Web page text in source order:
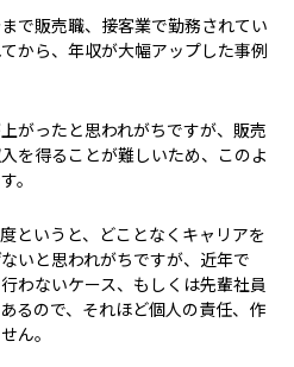
で販売職、接客業で勤務されてい
から、年収が大幅アップした事例
がったと思われがちですが、販売
を得ることが難しいため、このよ
。
というと、どことなくキャリアを
いと思われがちですが、近年で
わないケース、もしくは先輩社員
るので、それほど個人の責任、作
ん。